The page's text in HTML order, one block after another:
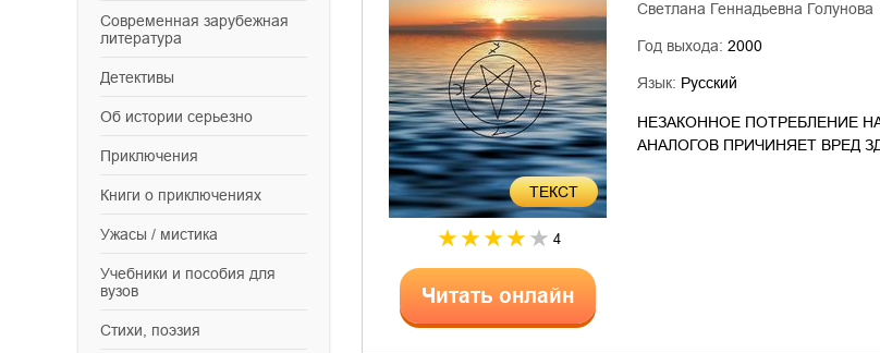
современная зарубежная
литература
детективы
об истории серьезно
приключения
книги о приключениях
ужасы / мистика
учебники и пособия для
вузов
cтихи, поэзия
ТЕКСТ
4
Читать онлайн
Светлана Геннадьевна Голунова
Год выхода: 2000
Язык: Русский
НЕЗАКОННОЕ ПОТРЕБЛЕНИЕ
АНАЛОГОВ ПРИЧИНЯЕТ ВРЕД